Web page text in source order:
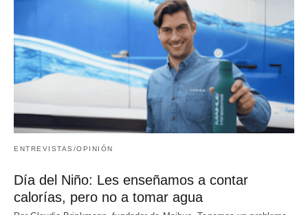
ENTREVISTAS/OPINIÓN
Día del Niño: Les enseñamos a contar
calorías, pero no a tomar agua